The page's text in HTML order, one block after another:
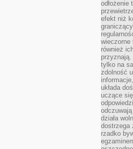
efekt niż
wieczorne
również
tylko na
zdolność
układa
uczące
działa
dostrzega
rzadko